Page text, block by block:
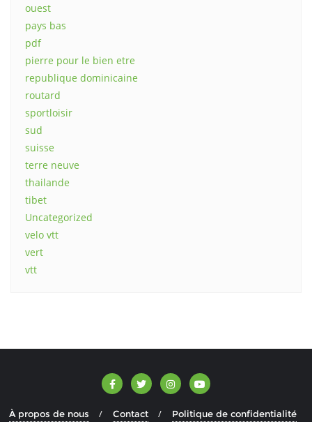
ouest
pays bas
pdf
pierre pour le bien etre
republique dominicaine
routard
sportloisir
sud
suisse
terre neuve
thailande
tibet
Uncategorized
velo vtt
vert
vtt
À propos de nous Contact Politique de confidentialité